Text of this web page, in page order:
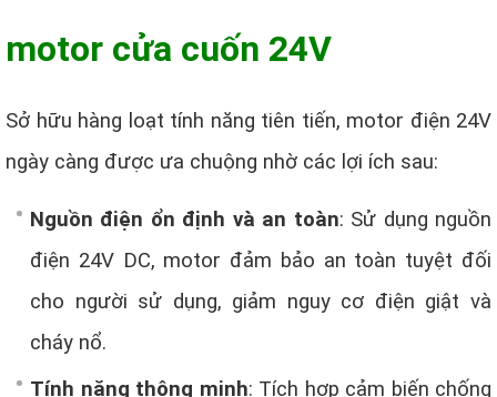
motor cửa cuốn 24V
Sở hữu hàng loạt tính năng tiên tiến, motor điện 24V
ngày càng được ưa chuộng nhờ các lợi ích sau:
Nguồn điện ổn định và an toàn: Sử dụng nguồn
điện 24V DC, motor đảm bảo an toàn tuyệt đối
cho người sử dụng, giảm nguy cơ điện giật và
cháy nổ.
Tính năng thông minh: Tích hợp cảm biến chống